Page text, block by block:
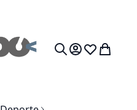
Mi cesta